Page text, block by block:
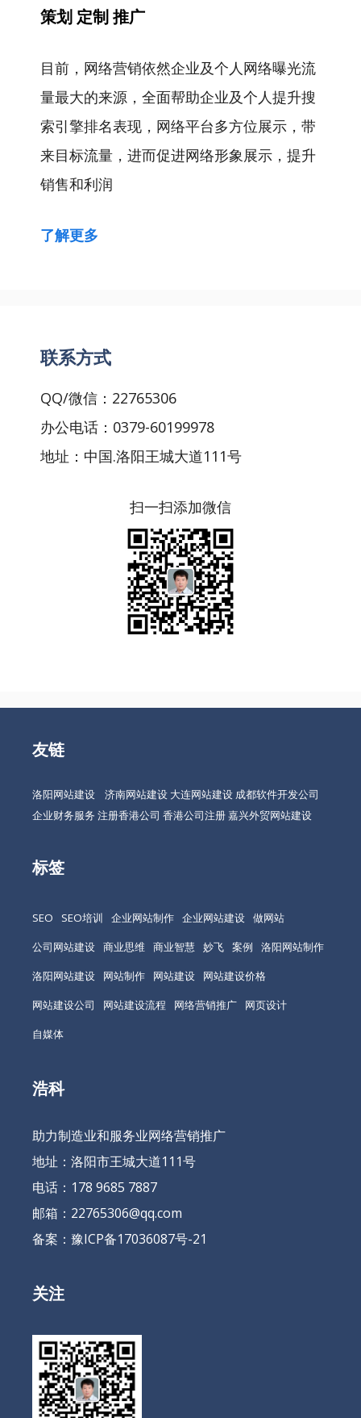
策划 定制 推广
目前，网络营销依然企业及个人网络曝光流
量最大的来源，全面帮助企业及个人提升搜
索引擎排名表现，网络平台多方位展示，带
来目标流量，进而促进网络形象展示，提升
销售和利润
了解更多
联系方式
QQ/微信：22765306
办公电话：0379-60199978
地址：中国.洛阳王城大道111号
扫一扫添加微信
友链
洛阳网站建设 济南网站建设 大连网站建设 成都软件开发公司
企业财务服务 注册香港公司 香港公司注册嘉兴外贸网站建设
标签
SEO SEO培训 企业网站制作 企业网站建设 做网站
公司网站建设 商业思维 商业智慧 妙飞 案例
洛阳网站制作
洛阳网站建设
网站制作 网站建设
网站建设价格
网站建设公司
网站建设流程 网络营销推广
网页设计
自媒体
浩科
助力制造业和服务业网络营销推广
地址：洛阳市王城大道111号
电话：178 9685 7887
邮箱：22765306@qq.com
备案： 豫ICP备17036087号-21
关注